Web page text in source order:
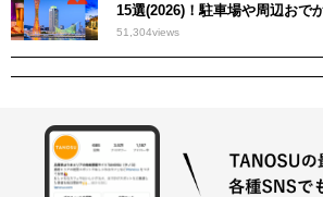
15選(2026)！駐車場や周辺おで
51,304views